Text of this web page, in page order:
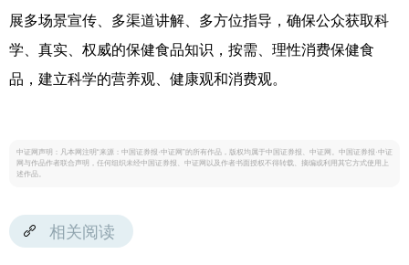
展多场景宣传、多渠道讲解、多方位指导，确保公众获取科
学、真实、权威的保健食品知识，按需、理性消费保健食
品，建立科学的营养观、健康观和消费观。
中证网声明：凡本网注明“来源：中国证券报·中证网”的所有作品，版权均属于中国证券报、中证网。中国证券报·中证
网与作品作者联合声明，任何组织未经中国证券报、中证网以及作者书面授权不得转载、摘编或利用其它方式使用上
述作品。
相关阅读